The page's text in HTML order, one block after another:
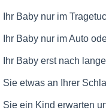
Ihr Baby nur im
Ihr Baby nur im Auto
Ihr Baby erst nach
Sie etwas an Ihrer
Sie ein Kind erwarten